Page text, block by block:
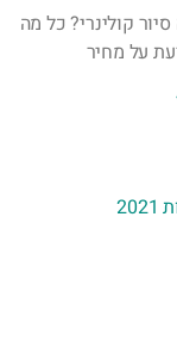
קולינרי? כל מה
על מחיר